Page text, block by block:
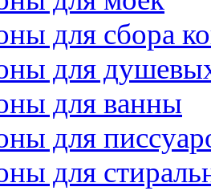
для сбора
для
для ванны
для
для